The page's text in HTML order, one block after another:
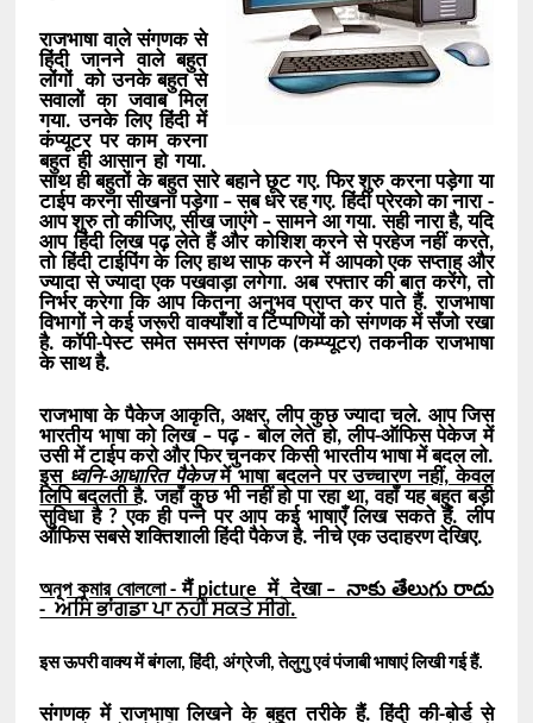
राजभाषा वाले संगणक से
हिंदी जानने वाले बहुत
लोंगों को उनके बहुत से
सवालों का जवाब मिल
गया. उनके लिए हिंदी में
कंप्यूटर पर काम करना
बहुत ही आसान हो गया.
साथ ही बहुतों के बहुत सारे बहाने छूट गए. फिर शुरु करना पड़ेगा या
टाईप करना सीखना पड़ेगा – सब धरे रह गए. हिंदी प्रेरको का नारा -
आप शुरु तो कीजिए, सीख जाएंगे – सामने आ गया. सही नारा है, यदि
आप हिंदी लिख पढ़ लेते हैं और कोशिश करने से परहेज नहीं करते,
तो हिंदी टाईपिंग के लिए हाथ साफ करने में आपको एक सप्ताह और
ज्यादा से ज्यादा एक पखवाड़ा लगेगा. अब रफ्तार की बात करेंगे, तो
निर्भर करेगा कि आप कितना अनुभव प्राप्त कर पाते हैं. राजभाषा
विभागों ने कई जरूरी वाक्याँशों व टिप्पणियों को संगणक में सँजो रखा
है. कॉपी-पेस्ट समेत समस्त संगणक (कम्प्यूटर) तकनीक राजभाषा
के साथ है.
राजभाषा के पैकेज आकृति, अक्षर, लीप कुछ ज्यादा चले. आप जिस
भारतीय भाषा को लिख – पढ़ - बोल लेते हो, लीप-ऑफिस पेकेज में
उसी में टाईप करो और फिर चुनकर किसी भारतीय भाषा में बदल लो.
इस ध्वनि-आधारित पैकेजमें भाषा बदलने पर उच्चारण नहीं, केवल
लिपि बदलती है. जहाँ कुछ भी नहीं हो पा रहा था, वहाँ यह बहुत बड़ी
सुविधा है ? एक ही पन्ने पर आप कई भाषाएँ लिख सकते हैं. लीप
ऑफिस सबसे शक्तिशाली हिंदी पैकेज है. नीचे एक उदाहरण देखिए.
অনূপ কুমার বোললো - मैं picture में देखा – నాకు తేలుగు రాదు
- ਅਸਿ ਭਾਂਗਡਾ ਪਾ ਨਹੀੰ ਸਕਤੇ ਸੀਗੇ.
इस ऊपरी वाक्य में बंगला, हिंदी, अंग्रेजी, तेलुगु एवं पंजाबी भाषाएं लिखी गई हैं.
संगणक में राजभाषा लिखने के बहुत तरीके हैं. हिंदी की-बोर्ड से